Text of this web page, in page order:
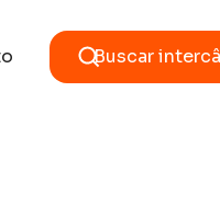
Buscar